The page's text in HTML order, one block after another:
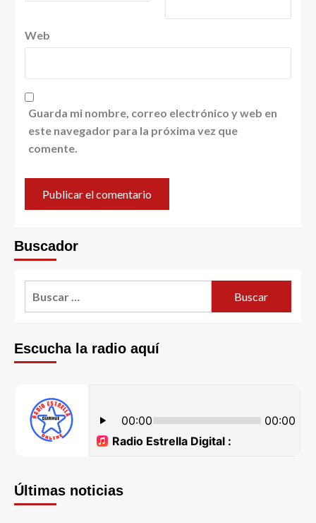
Web
Guarda mi nombre, correo electrónico y web en
este navegador para la próxima vez que
comente.
Buscador
Escucha la radio aquí
Últimas noticias